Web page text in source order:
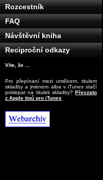
Rozcestník
FAQ
Návštěvní kniha
Reciproční odkazy
Víte, že ...
Pro přepínaní mezi umělcem, titulem
skladby a jménem alba v iTunes stačí
poklepat na titulek skladby? Převzato
z Apple tipů pro iTunes